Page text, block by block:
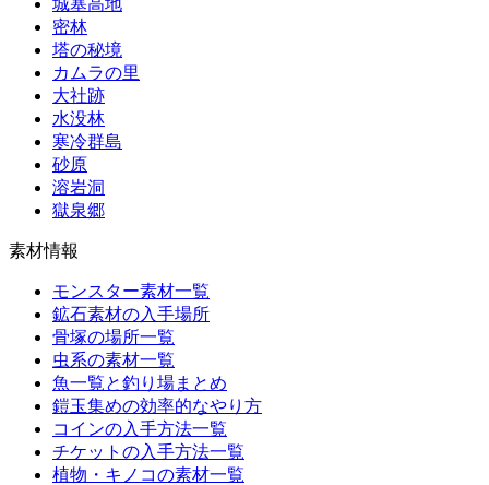
城塞高地
密林
塔の秘境
カムラの里
大社跡
水没林
寒冷群島
砂原
溶岩洞
獄泉郷
素材情報
モンスター素材一覧
鉱石素材の入手場所
骨塚の場所一覧
虫系の素材一覧
魚一覧と釣り場まとめ
鎧玉集めの効率的なやり方
コインの入手方法一覧
チケットの入手方法一覧
植物・キノコの素材一覧